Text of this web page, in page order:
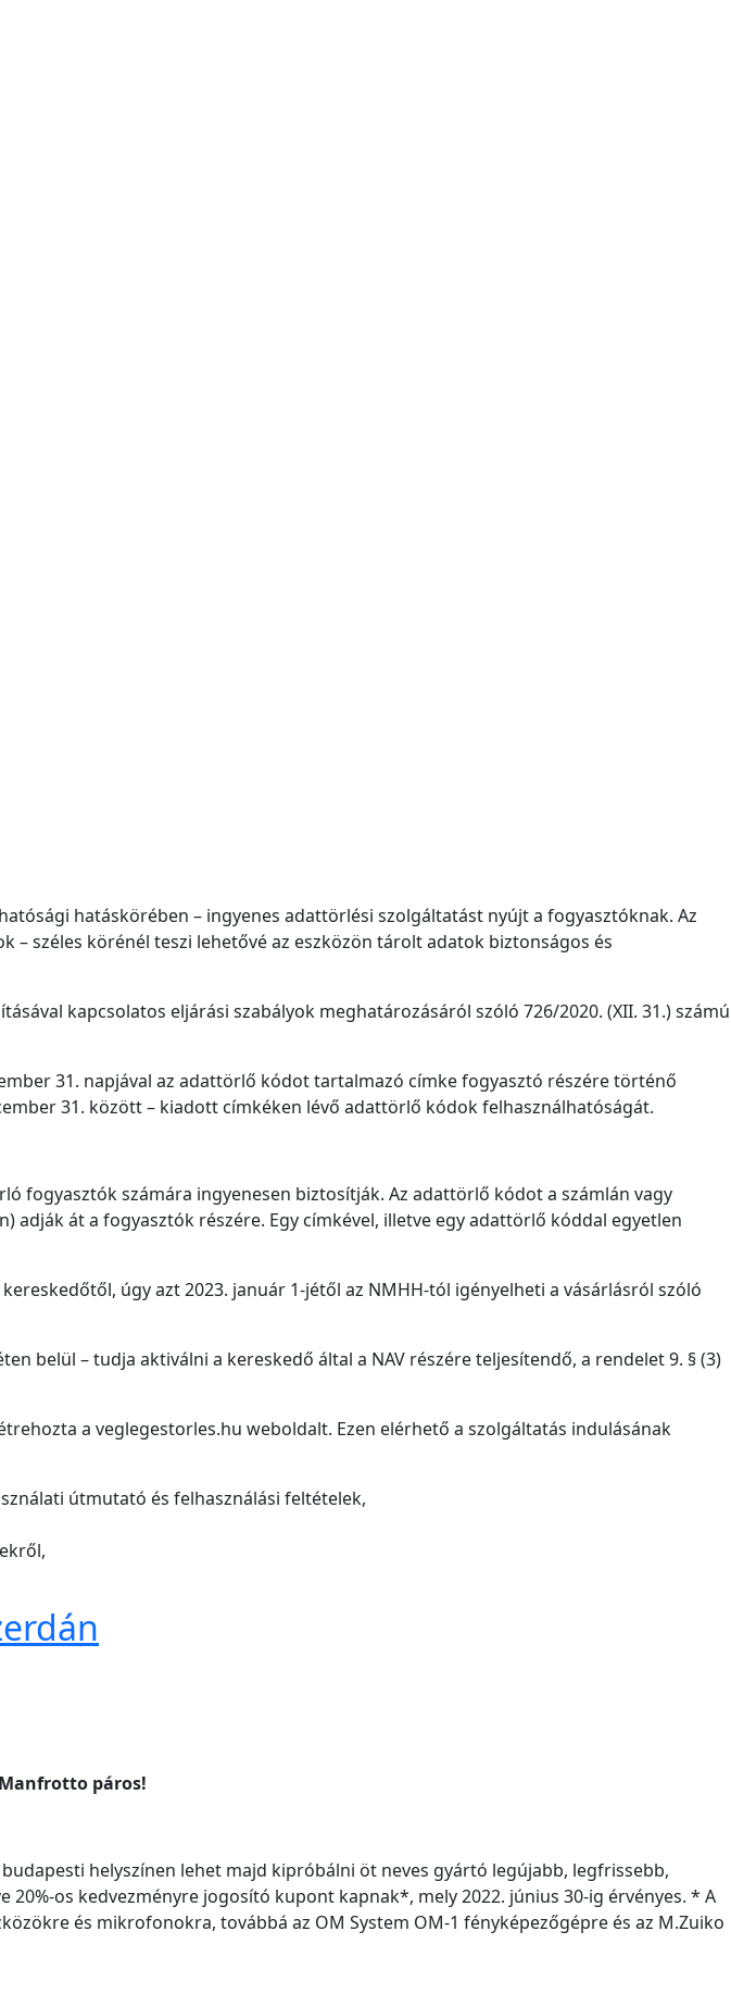
hatáskörében – ingyenes adattörlési szolgáltatást nyújt a fogyasztóknak. Az
széles körénél teszi lehetővé az eszközön tárolt adatok biztonságos és
kapcsolatos eljárási szabályok meghatározásáról szóló 726/2020. (XII. 31.) számú
31. napjával az adattörlő kódot tartalmazó címke fogyasztó részére történő
31. között – kiadott címkéken lévő adattörlő kódok felhasználhatóságát.
fogyasztók számára ingyenesen biztosítják. Az adattörlő kódot a számlán vagy
át a fogyasztók részére. Egy címkével, illetve egy adattörlő kóddal egyetlen
úgy azt 2023. január 1-jétől az NMHH-tól igényelheti a vásárlásról szóló
belül – tudja aktiválni a kereskedő által a NAV részére teljesítendő, a rendelet 9. § (3)
a veglegestorles.hu weboldalt. Ezen elérhető a szolgáltatás indulásának
útmutató és felhasználási feltételek,
páros!
helyszínen lehet majd kipróbálni öt neves gyártó legújabb, legfrissebb,
os kedvezményre jogosító kupont kapnak*, mely 2022. június 30-ig érvényes. * A
és mikrofonokra, továbbá az OM System OM-1 fényképezőgépre és az M.Zuiko